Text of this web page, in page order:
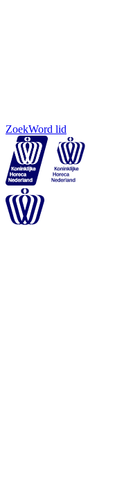
ZoekWord lid